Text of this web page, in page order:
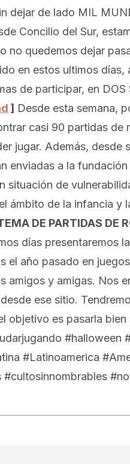
dejar de lado MIL
Concilio del Sur,
no quedemos dejar
en estos ultimos días,
de participar, en DOS
] Desde esta semana,
casi 90 partidas de
jugar. Además, desde
enviadas a la
situación de
ámbito de la infancia y
DE PARTIDAS DE
días presentaremos
el año pasado en
amigos y amigas. Nos
ese sitio.
objetivo es pasarla
#halloween
#Latinoamerica